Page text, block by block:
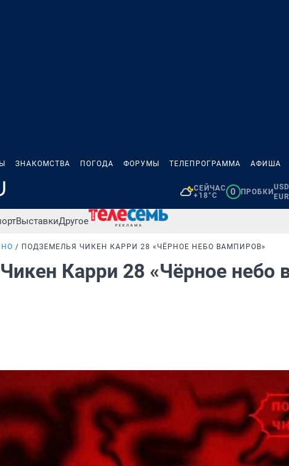
ЗНАКОМСТВА ПОГОДА ФОРУМЫ ТЕЛЕПРОГРАММА АФИША
СЕЙЧАС
+18°C
0 ПРОБКИ
ВыставкиДругое
ПОДЗЕМЕЛЬЯ ЧИКЕН КАРРИ 28 «ЧЁРНОЕ НЕБО ВАМПИРОВ»
Карри 28 «Чёрное небо